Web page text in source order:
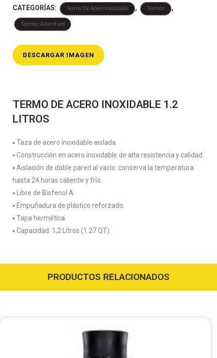
CATEGORÍAS:
Termo De Acero Inoxidable , Termos ,
Termos Adventure
DESCARGAR IMAGEN
TERMO DE ACERO INOXIDABLE 1.2
LITROS
▪️ Taza de acero inoxidable aislada.
▪️ Construcción en acero inoxidable de alta resistencia y calidad.
▪️ Aislación de doble pared al vacío: conserva la temperatura
hasta 24 horas caliente y frío.
▪️ Libre de Bisfenol A.
▪️ Empuñadura de plástico reforzado.
▪️ Tapa hermética.
▪️ Capacidad: 1,2 Litros (1.27 QT)
PRODUCTOS RELACIONADOS